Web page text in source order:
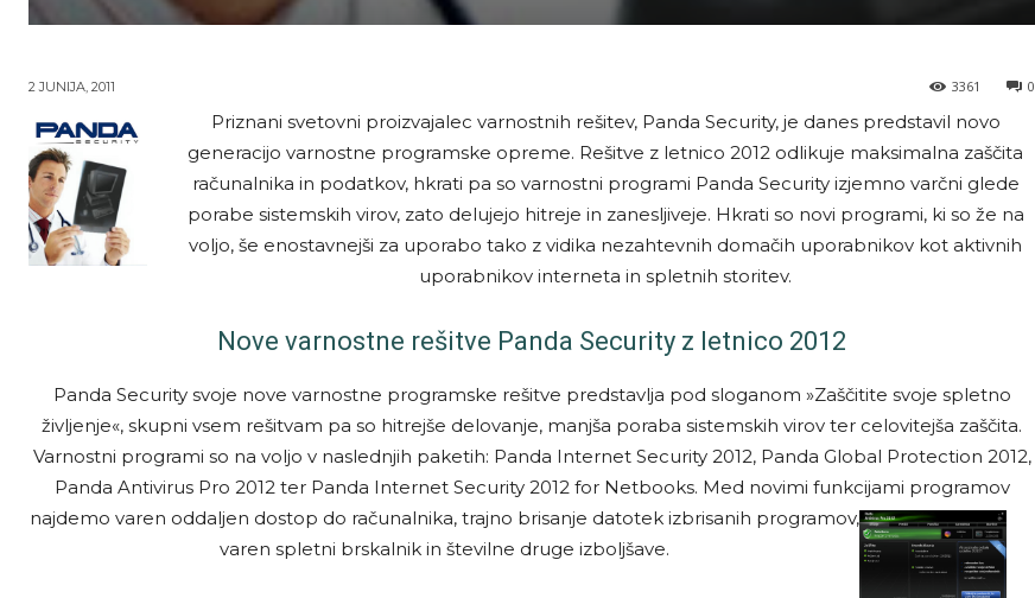
2 JUNIJA, 2011 0
3361
Priznani svetovni proizvajalec varnostnih rešitev, Panda Security, je danes predstavil novo
generacijo varnostne programske opreme. Rešitve z letnico 2012 odlikuje maksimalna zaščita
računalnika in podatkov, hkrati pa so varnostni programi Panda Security izjemno varčni glede
porabe sistemskih virov, zato delujejo hitreje in zanesljiveje. Hkrati so novi programi, ki so že na
voljo, še enostavnejši za uporabo tako z vidika nezahtevnih domačih uporabnikov kot aktivnih
uporabnikov interneta in spletnih storitev.
Nove varnostne rešitve Panda Security z letnico 2012
Panda Security svoje nove varnostne programske rešitve predstavlja pod sloganom »Zaščitite svoje spletno
življenje«, skupni vsem rešitvam pa so hitrejše delovanje, manjša poraba sistemskih virov ter celovitejša zaščita.
Varnostni programi so na voljo v naslednjih paketih: Panda Internet Security 2012, Panda Global Protection 2012,
Panda Antivirus Pro 2012 ter Panda Internet Security 2012 for Netbooks. Med novimi funkcijami programov
najdemo varen oddaljen dostop do računalnika, trajno brisanje datotek izbrisanih programov,
varen spletni brskalnik in številne druge izboljšave.